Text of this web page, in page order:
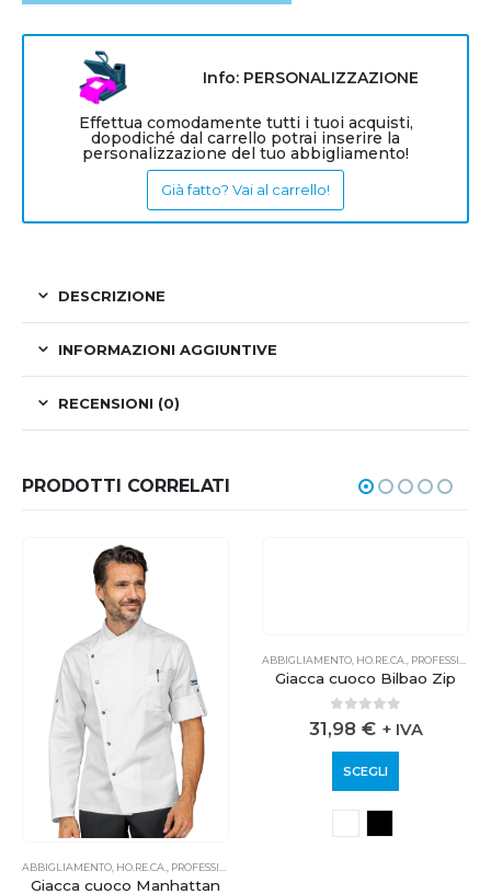
Info: PERSONALIZZAZIONE
Effettua comodamente tutti i tuoi acquisti,
dopodiché dal carrello potrai inserire la
personalizzazione del tuo abbigliamento!
Già fatto? Vai al carrello!
DESCRIZIONE
INFORMAZIONI AGGIUNTIVE
RECENSIONI (0)
PRODOTTI CORRELATI
ABBIGLIAMENTO HO.RE.CA. PROFESSIONALE
Giacca cuoco Manhattan